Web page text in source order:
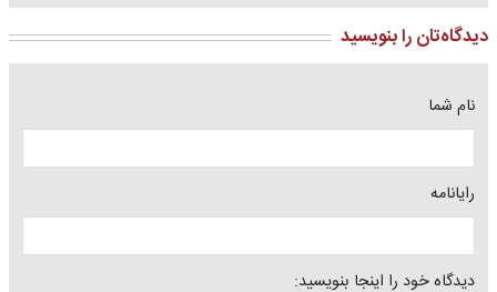
دیدگاه‌تان را بنویسید
نام شما
رایانامه
دیدگاه خود را اینجا بنویسید: